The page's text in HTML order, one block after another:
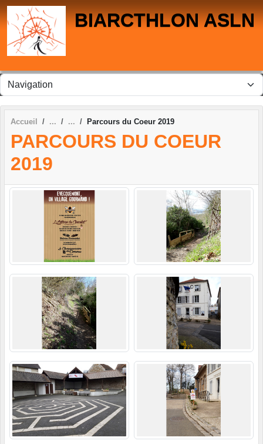
BIARCTHLON ASLN
Accueil Parcours du Coeur 2019
PARCOURS DU COEUR
2019
Panneau de gestion des cookies